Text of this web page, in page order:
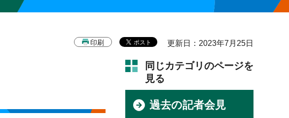
印刷 更新日：2023年7月25日
同じカテゴリのページを
見る
過去の記者会見